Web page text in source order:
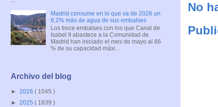
No
Madrid consume en lo que va de 2026 un
8,2% más de agua de sus embalses
Los trece embalses con los que Canal de
Isabel II abastece a la Comunidad de
Madrid han iniciado el mes de mayo al 86
% de su capacidad máxi...
Archivo del blog
► 2026 ( 1045 )
► 2025 ( 1839 )